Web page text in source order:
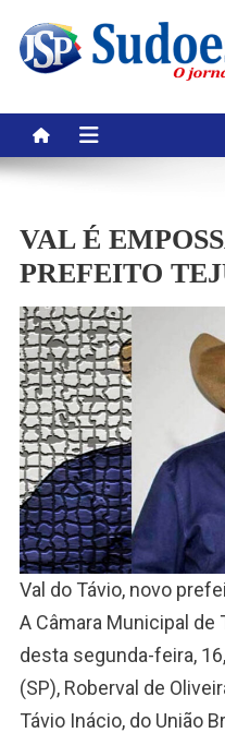
content
VAL É
PREFEITO
Val do Távio, novo
A Câmara Municipal
desta segunda-feira,
(SP), Roberval de
Távio Inácio, do União